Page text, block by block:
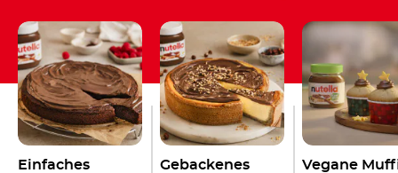
Einfaches
Gebackenes
Vegane